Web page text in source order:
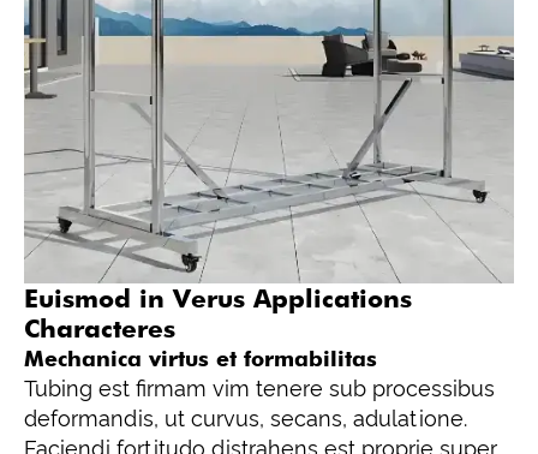
Euismod in Verus Applications
Characteres
Mechanica virtus et formabilitas
Tubing est firmam vim tenere sub processibus
deformandis, ut curvus, secans, adulatione.
Faciendi fortitudo distrahens est proprie super